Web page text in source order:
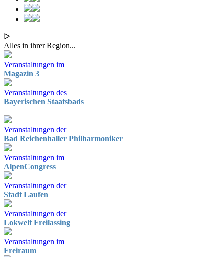
ᐅ
Alles in ihrer Region...
Veranstaltungen im
Magazin 3
Veranstaltungen des
Bayerischen Staatsbads
Veranstaltungen der
Bad Reichenhaller Philharmoniker
Veranstaltungen im
AlpenCongress
Veranstaltungen der
Stadt Laufen
Veranstaltungen der
Lokwelt Freilassing
Veranstaltungen im
Freiraum